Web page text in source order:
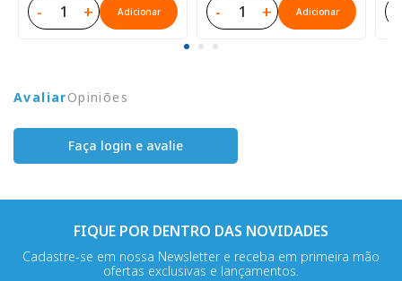
- + Adicionar - + Adicionar
AvaliarOpiniões
Faça login e avalie
FIQUE POR DENTRO DAS NOVIDADES
Cadastre-se em nossa Newsletter e receba em primeira mão
ofertas exclusivas e lançamentos.